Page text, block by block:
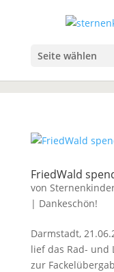
Seite wählen
FriedWald
von
| Dankeschön!
Darmstadt,
lief das Rad- und
zur